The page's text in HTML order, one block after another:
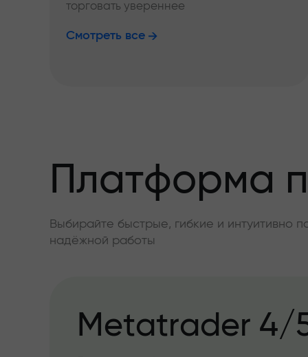
торговать увереннее
Смотреть все
Платформа
Выбирайте быстрые, гибкие и интуитивно
надёжной работы
Metatrader 4/